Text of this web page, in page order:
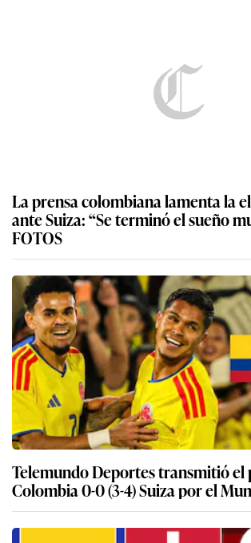
La prensa colombiana lamenta la
ante Suiza: “Se terminó el sueño
FOTOS
Telemundo Deportes transmitió
Colombia 0-0 (3-4) Suiza por el